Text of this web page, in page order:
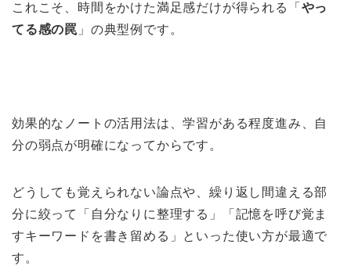
これこそ、時間をかけた満足感だけが得られる「 やっ
てる感の罠 」の典型例です。
効果的なノートの活用法は、学習がある程度進み、自
分の弱点が明確になってからです。
どうしても覚えられない論点や、繰り返し間違える部
分に絞って「自分なりに整理する」「記憶を呼び覚ま
すキーワードを書き留める」といった使い方が最適で
す。